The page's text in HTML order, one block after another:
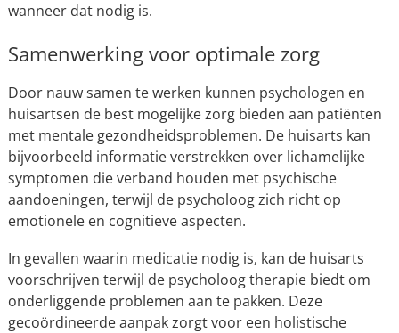
wanneer dat nodig is.
Samenwerking voor optimale zorg
Door nauw samen te werken kunnen psychologen en
huisartsen de best mogelijke zorg bieden aan patiënten
met mentale gezondheidsproblemen. De huisarts kan
bijvoorbeeld informatie verstrekken over lichamelijke
symptomen die verband houden met psychische
aandoeningen, terwijl de psycholoog zich richt op
emotionele en cognitieve aspecten.
In gevallen waarin medicatie nodig is, kan de huisarts
voorschrijven terwijl de psycholoog therapie biedt om
onderliggende problemen aan te pakken. Deze
gecoördineerde aanpak zorgt voor een holistische